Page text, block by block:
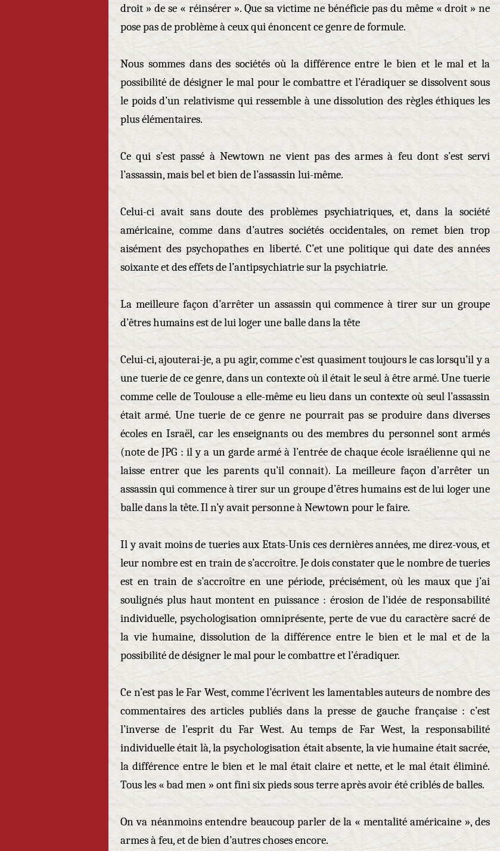
droit » de se « réinsérer ». Que sa victime ne bénéficie pas du même « droit » ne
pose pas de problème à ceux qui énoncent ce genre de formule.
Nous sommes dans des sociétés où la différence entre le bien et le mal et la
possibilité de désigner le mal pour le combattre et l’éradiquer se dissolvent sous
le poids d’un relativisme qui ressemble à une dissolution des règles éthiques les
plus élémentaires.
Ce qui s’est passé à Newtown ne vient pas des armes à feu dont s’est servi
l’assassin, mais bel et bien de l’assassin lui-même.
Celui-ci avait sans doute des problèmes psychiatriques, et, dans la société
américaine, comme dans d’autres sociétés occidentales, on remet bien trop
aisément des psychopathes en liberté. C’et une politique qui date des années
soixante et des effets de l’antipsychiatrie sur la psychiatrie.
La meilleure façon d’arrêter un assassin qui commence à tirer sur un groupe
d’êtres humains est de lui loger une balle dans la tête
Celui-ci, ajouterai-je, a pu agir, comme c’est quasiment toujours le cas lorsqu’il y a
une tuerie de ce genre, dans un contexte où il était le seul à être armé. Une tuerie
comme celle de Toulouse a elle-même eu lieu dans un contexte où seul l’assassin
était armé. Une tuerie de ce genre ne pourrait pas se produire dans diverses
écoles en Israël, car les enseignants ou des membres du personnel sont armés
(note de JPG : il y a un garde armé à l’entrée de chaque école israélienne qui ne
laisse entrer que les parents qu’il connait). La meilleure façon d’arrêter un
assassin qui commence à tirer sur un groupe d’êtres humains est de lui loger une
balle dans la tête. Il n’y avait personne à Newtown pour le faire.
Il y avait moins de tueries aux Etats-Unis ces dernières années, me direz-vous, et
leur nombre est en train de s’accroître. Je dois constater que le nombre de tueries
est en train de s’accroître en une période, précisément, où les maux que j’ai
soulignés plus haut montent en puissance : érosion de l’idée de responsabilité
individuelle, psychologisation omniprésente, perte de vue du caractère sacré de
la vie humaine, dissolution de la différence entre le bien et le mal et de la
possibilité de désigner le mal pour le combattre et l’éradiquer.
Ce n’est pas le Far West, comme l’écrivent les lamentables auteurs de nombre des
commentaires des articles publiés dans la presse de gauche française : c’est
l’inverse de l’esprit du Far West. Au temps de Far West, la responsabilité
individuelle était là, la psychologisation était absente, la vie humaine était sacrée,
la différence entre le bien et le mal était claire et nette, et le mal était éliminé.
Tous les « bad men » ont fini six pieds sous terre après avoir été criblés de balles.
On va néanmoins entendre beaucoup parler de la « mentalité américaine », des
armes à feu, et de bien d’autres choses encore.